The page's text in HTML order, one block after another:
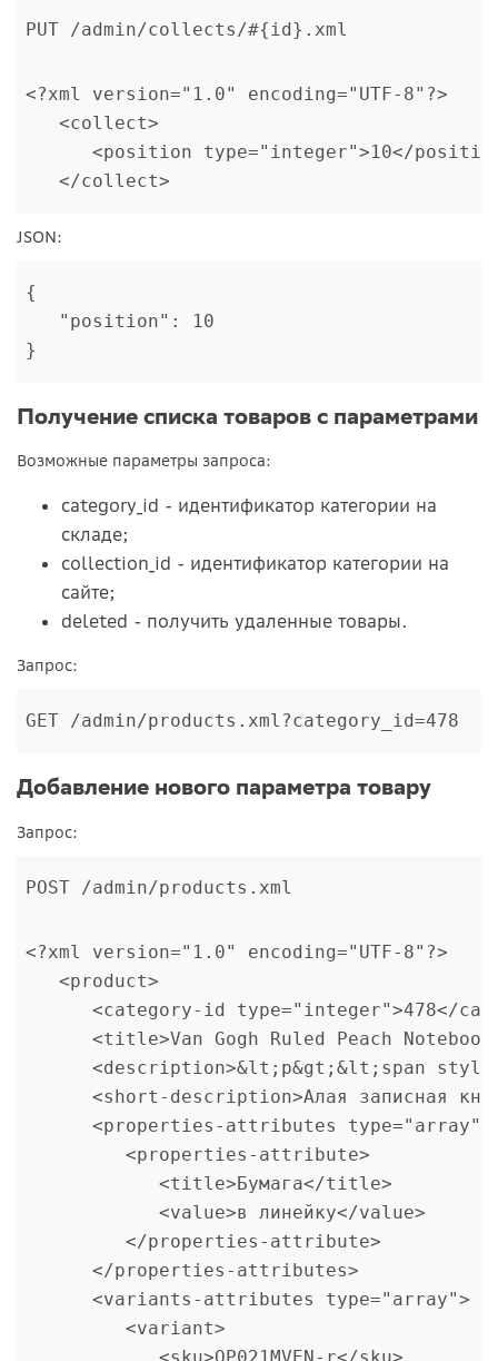
PUT /admin/collects/#{id}.xml
<?xml version="1.0" encoding="UTF-8"?>
   <collect>
<position type="integer">10</
   </collect>
JSON:
{
   "position": 10
}
Получение списка товаров с параметрами
Возможные параметры запроса:
category_id - идентификатор категории на
складе;
collection_id - идентификатор категории на
сайте;
deleted - получить удаленные товары.
Запрос:
GET /admin/products.xml?category_id=478
Добавление нового параметра товару
Запрос:
POST /admin/products.xml
<?xml version="1.0" encoding="UTF-8"?>
   <product>
<category-id type="integer">478</
<title>Van Gogh Ruled Peach
<description>&lt;p&gt;&lt;span
<short-description>Алая записная
      <properties-attributes type="array">
         <properties-attribute>
            <title>Бумага</title>
            <value>в линейку</value>
         </properties-attribute>
      </properties-attributes>
      <variants-attributes type="array">
         <variant>
            <sku>QP021MVEN-r</sku>